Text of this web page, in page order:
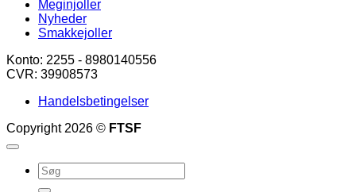
Meginjoller
Nyheder
Smakkejoller
Konto: 2255 - 8980140556
CVR: 39908573
Handelsbetingelser
Copyright 2026 © FTSF
Søg
efter: